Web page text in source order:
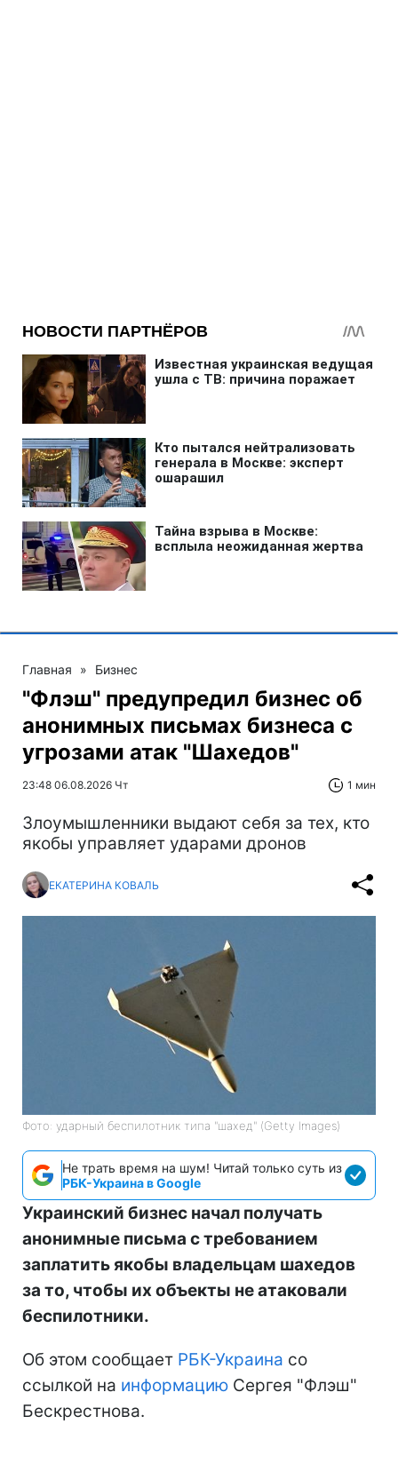
Главная » Бизнес
"Флэш" предупредил бизнес об
анонимных письмах бизнеса с
угрозами атак "Шахедов"
23:48 06.08.2026 Чт 1 мин
Злоумышленники выдают себя за тех, кто
якобы управляет ударами дронов
ЕКАТЕРИНА КОВАЛЬ
Фото: ударный беспилотник типа "шахед" (Getty Images)
Не трать время на шум! Читай только суть из
РБК-Украина в Google
Украинский бизнес начал получать
анонимные письма с требованием
заплатить якобы владельцам шахедов
за то, чтобы их объекты не атаковали
беспилотники.
Об этом сообщает РБК-Украина со
ссылкой на информацию Сергея "Флэш"
Бескрестнова.